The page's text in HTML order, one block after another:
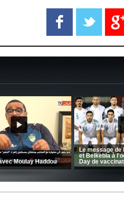
Le
place et
de
12:39 -
Real :
départ
(Coupe de la CAF) Nkana FC 1 -
CRB 0